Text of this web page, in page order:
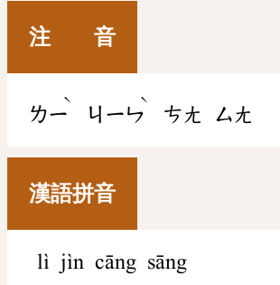
注 音
ㄌㄧ
ˋ
ㄐㄧㄣ
ˋ
ㄘㄤ ㄙㄤ
漢語拼音
lì jìn cāng sāng